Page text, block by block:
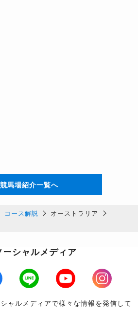
競馬場紹介一覧へ
コース解説
オーストラリア
ーシャルメディア
LINE Youtube
Instagram
ャルメディアで様々な情報を発信して